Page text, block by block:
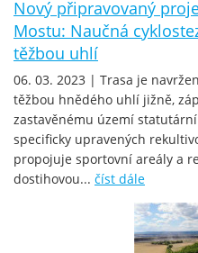
Nový připravovaný
Mostu: Naučná
těžbou uhlí
06. 03. 2023 | Trasa je
těžbou hnědého uhlí jižně,
zastavěnému území
specificky upravených
propojuje sportovní areály a
dostihovou... číst dále